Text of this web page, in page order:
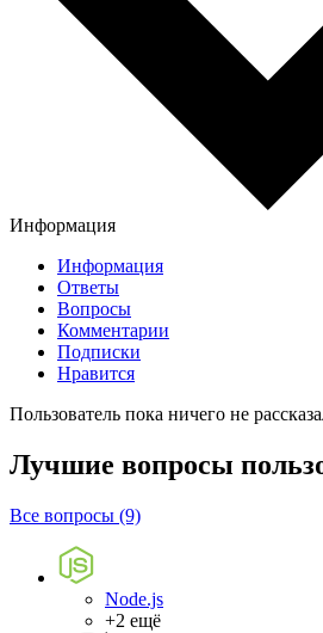
Информация
Информация
Ответы
Вопросы
Комментарии
Подписки
Нравится
Пользователь пока ничего не
Лучшие вопросы
Все вопросы (9)
Node.js
+2 ещё